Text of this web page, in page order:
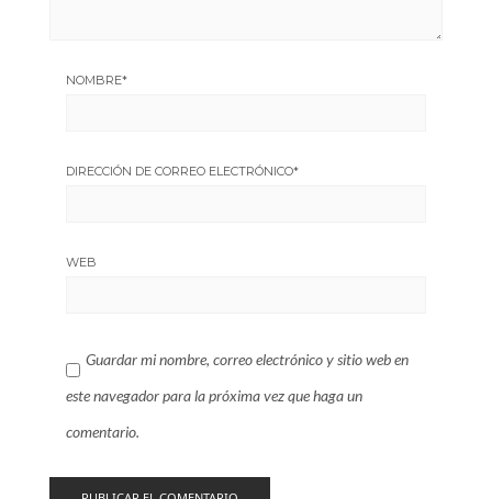
NOMBRE*
DIRECCIÓN DE CORREO ELECTRÓNICO*
WEB
Guardar mi nombre, correo electrónico y sitio web en
este navegador para la próxima vez que haga un
comentario.